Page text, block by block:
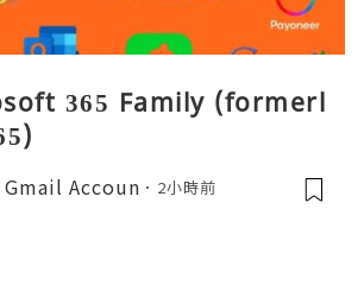
365 Family (formerl
Accoun 2小時前